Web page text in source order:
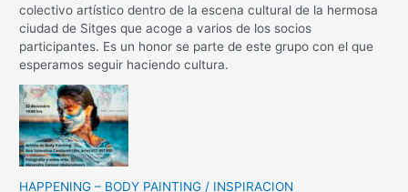
colectivo artístico dentro de la escena cultural de la hermosa
ciudad de Sitges que acoge a varios de los socios
participantes. Es un honor se parte de este grupo con el que
esperamos seguir haciendo cultura.
HAPPENING – BODY PAINTING / INSPIRACION